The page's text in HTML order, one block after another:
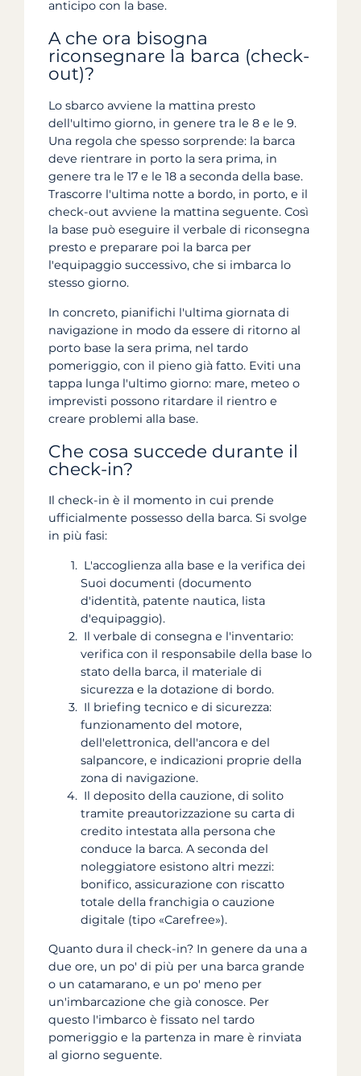
anticipo con la base.
A che ora bisogna
riconsegnare la barca (check-
out)?
Lo sbarco avviene la mattina presto
dell'ultimo giorno, in genere tra le 8 e le 9.
Una regola che spesso sorprende: la barca
deve rientrare in porto la sera prima, in
genere tra le 17 e le 18 a seconda della base.
Trascorre l'ultima notte a bordo, in porto, e il
check-out avviene la mattina seguente. Così
la base può eseguire il verbale di riconsegna
presto e preparare poi la barca per
l'equipaggio successivo, che si imbarca lo
stesso giorno.
In concreto, pianifichi l'ultima giornata di
navigazione in modo da essere di ritorno al
porto base la sera prima, nel tardo
pomeriggio, con il pieno già fatto. Eviti una
tappa lunga l'ultimo giorno: mare, meteo o
imprevisti possono ritardare il rientro e
creare problemi alla base.
Che cosa succede durante il
check-in?
Il check-in è il momento in cui prende
ufficialmente possesso della barca. Si svolge
in più fasi:
L'accoglienza alla base e la verifica dei
Suoi documenti (documento
d'identità, patente nautica, lista
d'equipaggio).
Il verbale di consegna e l'inventario:
verifica con il responsabile della base lo
stato della barca, il materiale di
sicurezza e la dotazione di bordo.
Il briefing tecnico e di sicurezza:
funzionamento del motore,
dell'elettronica, dell'ancora e del
salpancore, e indicazioni proprie della
zona di navigazione.
Il deposito della cauzione, di solito
tramite preautorizzazione su carta di
credito intestata alla persona che
conduce la barca. A seconda del
noleggiatore esistono altri mezzi:
bonifico, assicurazione con riscatto
totale della franchigia o cauzione
digitale (tipo «Carefree»).
Quanto dura il check-in? In genere da una a
due ore, un po' di più per una barca grande
o un catamarano, e un po' meno per
un'imbarcazione che già conosce. Per
questo l'imbarco è fissato nel tardo
pomeriggio e la partenza in mare è rinviata
al giorno seguente.